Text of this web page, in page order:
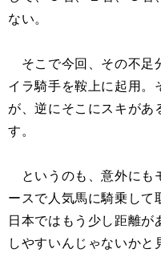
ない。
そこで今回、その不足
イラ騎手を鞍上に起用。
が、逆にそこにスキがあ
す。
というのも、意外にも
ースで人気馬に騎乗して
日本ではもう少し距離が
しやすいんじゃないかと